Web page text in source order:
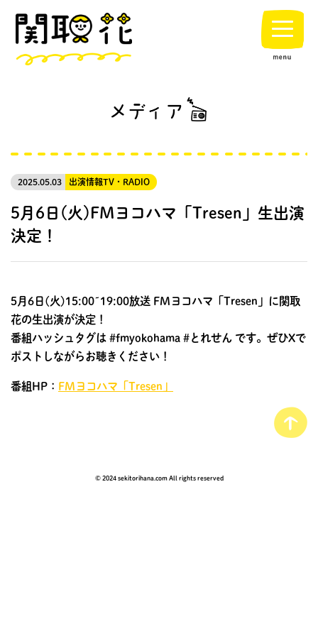
2025.05.03 出演情報TV・RADIO
5月6日(火)FMヨコハマ「Tresen」生出演
決定！
5月6日(火)15:00~19:00放送 FMヨコハマ「Tresen」に関取
花の生出演が決定！
番組ハッシュタグは #fmyokohama #とれせん です。ぜひXで
ポストしながらお聴きください！
番組HP： FMヨコハマ「Tresen」
© 2024 sekitorihana.com All rights reserved